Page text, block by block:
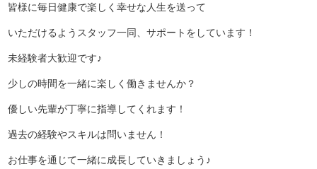
皆様に毎日健康で楽しく幸せな人生を送って
いただけるよう スタッフ一同、サポートをしています！
未経験者大歓迎です♪
少しの時間を一緒に楽しく働きませんか？
優しい先輩が丁寧に指導してくれます！
過去の経験やスキルは問いません！
お仕事を通じて一緒に成長していきましょう♪